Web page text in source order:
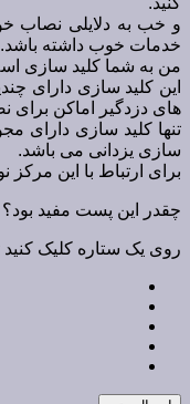
و خب به دلایلی نصاب
خدمات خوب داشته باشد.
من به شما کلید سازی
این کلید سازی دارای
های دزدگیر اماکن برای
تنها کلید سازی دارای
سازی یزدانی می باشد.
برای ارتباط با این
چقدر این پست مفید بود؟
روی یک ستاره کلیک کنید